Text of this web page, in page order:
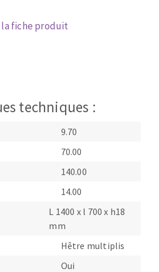
fiche produit
techniques :
9.70
70.00
140.00
14.00
L 1400 x l 700 x h18
mm
Hêtre multiplis
Oui